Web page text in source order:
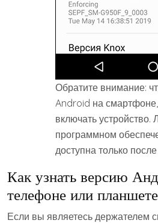
Обратите внимание:
Android на
включать
программном
доступна только после
Как узнать версию
телефоне или
Если вы являетесь держателем